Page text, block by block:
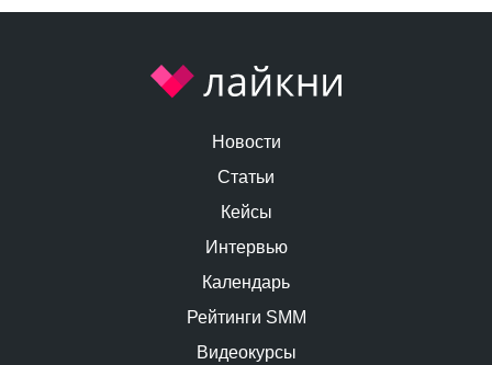
Новости
Статьи
Кейсы
Интервью
Календарь
Рейтинги SMM
Видеокурсы